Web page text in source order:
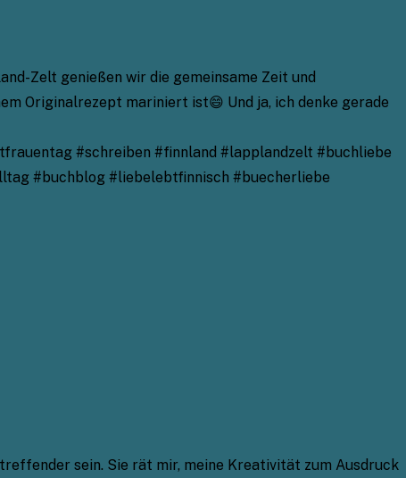
Zelt genießen wir die gemeinsame Zeit und
Originalrezept mariniert ist😄 Und ja, ich denke gerade
#schreiben #finnland #lapplandzelt #buchliebe
#buchblog #liebelebtfinnisch #buecherliebe
sein. Sie rät mir, meine Kreativität zum Ausdruck